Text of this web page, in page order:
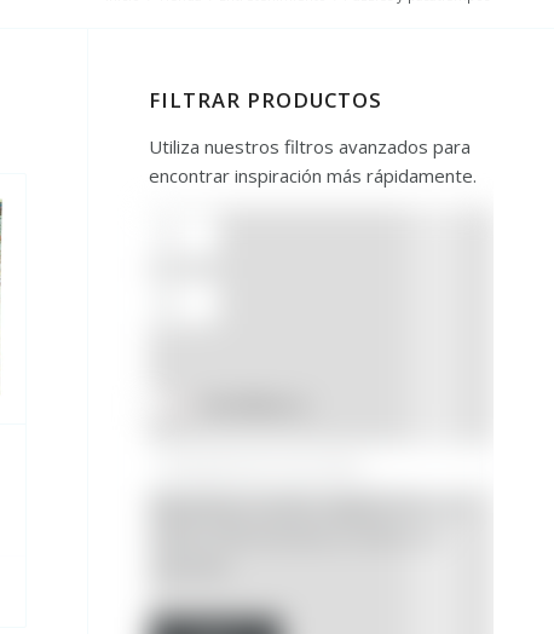
FILTRAR PRODUCTOS
Utiliza nuestros filtros avanzados para
encontrar inspiración más rápidamente.